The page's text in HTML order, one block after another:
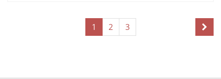
Seiten
blättern
1 2 3